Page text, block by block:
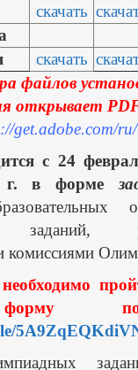
скачать
скачать
файлов
открывает
get.adobe.com/
с 24
г. в форме
заданий,
комиссиями